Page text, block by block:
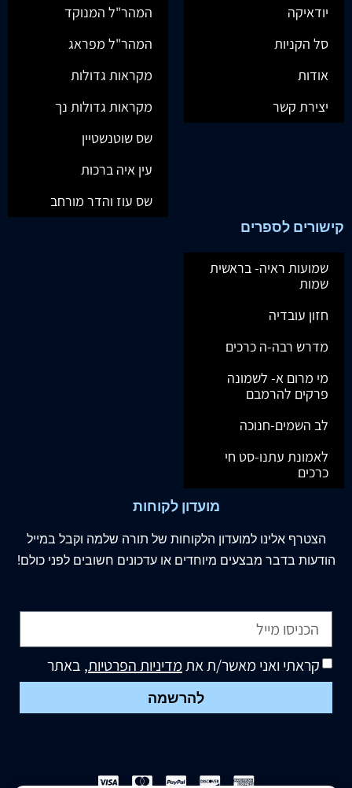
יודאיקה
סל הקניות
אודות
יצירת קשר
המהר"ל המנוקד
המהר"ל מפראג
מקראות גדולות
מקראות גדולות נך
שס שוטנשטיין
עין איה ברכות
שס עוז והדר מורחב
קישורים לספרים
שמועות ראיה- בראשית
שמות
חזון עובדיה
מדרש רבה-ה כרכים
מי מרום א- לשמונה
פרקים להרמבם
לב השמים-חנוכה
לאמונת עתנו-סט חי
כרכים
מועדון לקוחות
הצטרף אלינו למועדון הלקוחות של תורה שלמה וקבל במייל
הודעות בדבר מבצעים מיוחדים או עדכונים חשובים לפני כולם!
קראתי ואני מאשר/ת אתמדיניות הפרטיות, באתר
להרשמה